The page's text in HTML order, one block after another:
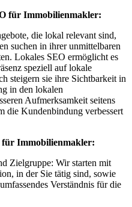
für Immobilienmakler:
die lokal relevant sind,
suchen in ihrer unmittelbaren
Lokales SEO ermöglicht es
speziell auf lokale
steigern sie ihre Sichtbarkeit in
in den lokalen
Aufmerksamkeit seitens
die Kundenbindung verbessert
für Immobilienmakler:
Zielgruppe: Wir starten mit
in der Sie tätig sind, sowie
Verständnis für die